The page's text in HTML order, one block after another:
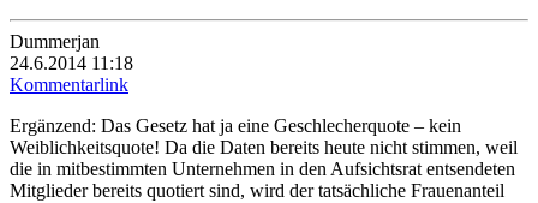
Dummerjan
24.6.2014 11:18
Kommentarlink
Ergänzend: Das Gesetz hat ja eine Geschlecherquote – kein
Weiblichkeitsquote! Da die Daten bereits heute nicht stimmen, weil
die in mitbestimmten Unternehmen in den Aufsichtsrat entsendeten
Mitglieder bereits quotiert sind, wird der tatsächliche Frauenanteil